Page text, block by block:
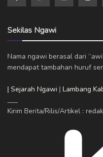
Sekilas Ngawi
Nama ngawi berasal dari
mendapat tambahan huruf
| Sejarah Ngawi | Lambang
___
Kirim Berita/Rilis/Artikel :